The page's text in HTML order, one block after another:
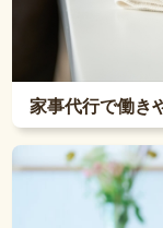
家事代行で働き